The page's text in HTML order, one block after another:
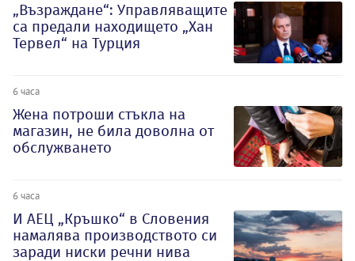
„Възраждане“: Управляващите
са предали находището „Хан
Тервел“ на Турция
6 часа
Жена потроши стъкла на
магазин, не била доволна от
обслужването
6 часа
И АЕЦ „Кръшко“ в Словения
намалява производството си
заради ниски речни нива